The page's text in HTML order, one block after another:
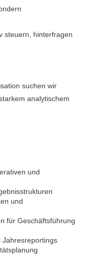
steuern, hinterfragen
suchen wir
analytischem
und
und
für Geschäftsführung
Jahresreportings